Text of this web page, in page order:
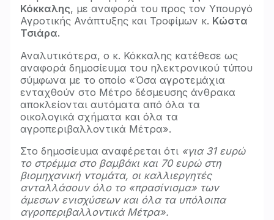
Κόκκαλης, με αναφορά του προς τον Υπουργό
Αγροτικής Ανάπτυξης και Τροφίμων κ. Κώστα
Τσιάρα.
Αναλυτικότερα, ο κ. Κόκκαλης κατέθεσε ως
αναφορά δημοσίευμα του ηλεκτρονικού τύπου
σύμφωνα με το οποίο «Όσα αγροτεμάχια
ενταχθούν στο Μέτρο δέσμευσης άνθρακα
αποκλείονται αυτόματα από όλα τα
οικολογικά σχήματα και όλα τα
αγροπεριβαλλοντικά Μέτρα».
Στο δημοσίευμα αναφέρεται ότι «για 31 ευρώ
το στρέμμα στο βαμβάκι και 70 ευρώ στη
βιομηχανική ντομάτα, οι καλλιεργητές
ανταλλάσουν όλο το «πρασίνισμα» των
άμεσων ενισχύσεων και όλα τα υπόλοιπα
αγροπεριβαλλοντικά Μέτρα».